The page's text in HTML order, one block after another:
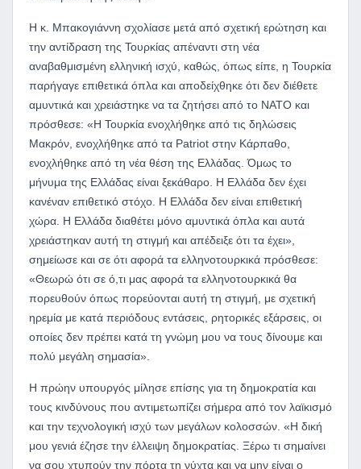
Η κ. Μπακογιάννη σχολίασε μετά από σχετική ερώτηση και
την αντίδραση της Τουρκίας απέναντι στη νέα
αναβαθμισμένη ελληνική ισχύ, καθώς, όπως είπε, η Τουρκία
παρήγαγε επιθετικά όπλα και αποδείχθηκε ότι δεν διέθετε
αμυντικά και χρειάστηκε να τα ζητήσει από το ΝΑΤΟ και
πρόσθεσε: «Η Τουρκία ενοχλήθηκε από τις δηλώσεις
Μακρόν, ενοχλήθηκε από τα Patriot στην Κάρπαθο,
ενοχλήθηκε από τη νέα θέση της Ελλάδας. Όμως το
μήνυμα της Ελλάδας είναι ξεκάθαρο. Η Ελλάδα δεν έχει
κανέναν επιθετικό στόχο. Η Ελλάδα δεν είναι επιθετική
χώρα. Η Ελλάδα διαθέτει μόνο αμυντικά όπλα και αυτά
χρειάστηκαν αυτή τη στιγμή και απέδειξε ότι τα έχει»,
σημείωσε και σε ότι αφορά τα ελληνοτουρκικά πρόσθεσε:
«Θεωρώ ότι σε ό,τι μας αφορά τα ελληνοτουρκικά θα
πορευθούν όπως πορεύονται αυτή τη στιγμή, με σχετική
ηρεμία με κατά περιόδους εντάσεις, ρητορικές εξάρσεις, οι
οποίες δεν πρέπει κατά τη γνώμη μου να τους δίνουμε και
πολύ μεγάλη σημασία».
Η πρώην υπουργός μίλησε επίσης για τη δημοκρατία και
τους κινδύνους που αντιμετωπίζει σήμερα από τον λαϊκισμό
και την τεχνολογική ισχύ των μεγάλων κολοσσών. «Η δική
μου γενιά έζησε την έλλειψη δημοκρατίας. Ξέρω τι σημαίνει
να σου χτυπούν την πόρτα τη νύχτα και να μην είναι ο